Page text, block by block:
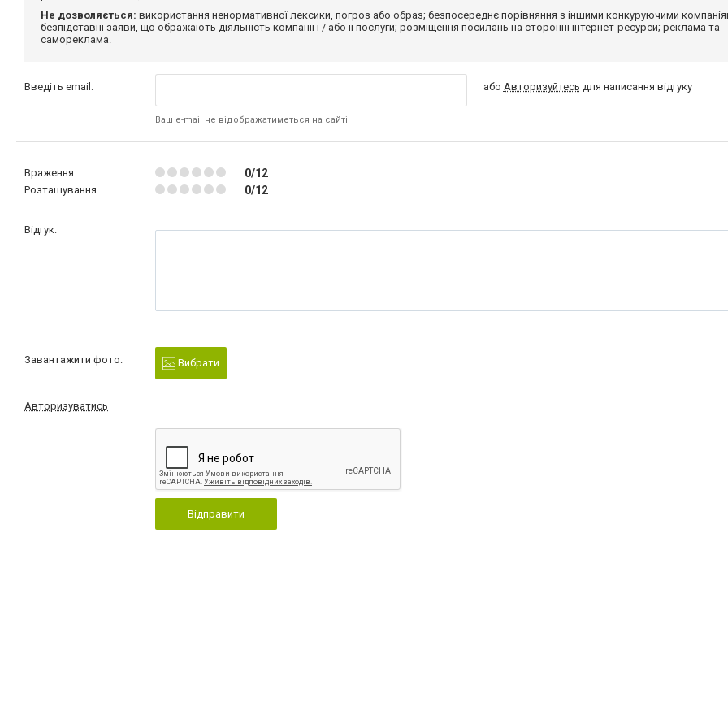
Не дозволяється: використання ненормативної лексики, погроз або образ; безпосереднє порівняння з іншими конкуруючими
безпідставні заяви, що ображають діяльність компанії і / або її послуги; розміщення посилань на сторонні інтернет-ресурси; реклама та
самореклама.
Введіть email:
Ваш e-mail не відображатиметься на сайті
або Авторизуйтесь для написання відгуку
Враження 0/12
Розташування 0/12
Відгук:
Завантажити фото: Вибрати
Авторизуватись
Відправити